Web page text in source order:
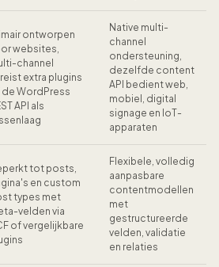
ontworpen
websites,
channel
extra plugins
WordPress
API als
Native multi-
channel
ondersteuning,
dezelfde content
API bedient web,
mobiel, digital
signage en IoT-
apparaten
tot posts,
en custom
types met
velden via
of vergelijkbare
Flexibele, volledig
aanpasbare
contentmodellen
met
gestructureerde
velden, validatie
en relaties